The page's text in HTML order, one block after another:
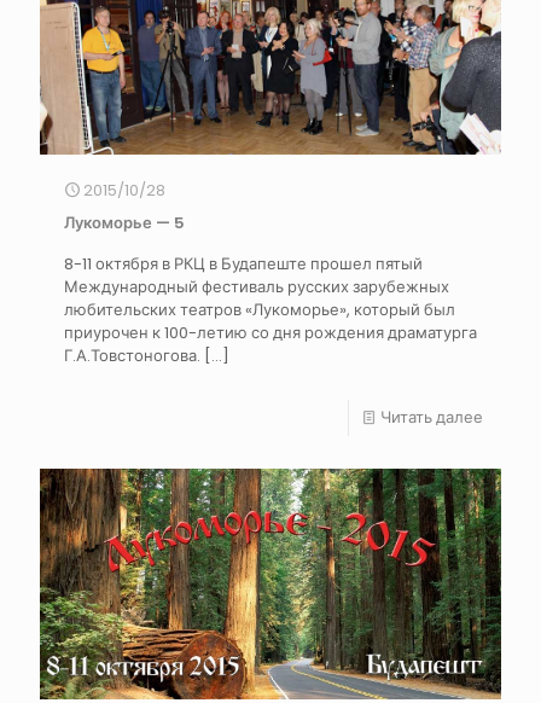
2015/10/28
Лукоморье — 5
8-11 октября в РКЦ в Будапеште прошел пятый
Международный фестиваль русских зарубежных
любительских театров «Лукоморье», который был
приурочен к 100-летию со дня рождения драматурга
Г.А.Товстоногова. […]
Читать далее